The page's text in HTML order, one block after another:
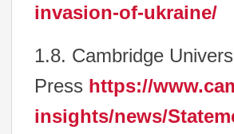
invasion-of-ukraine/
1.8. Cambridge
Press https://
insights/news/